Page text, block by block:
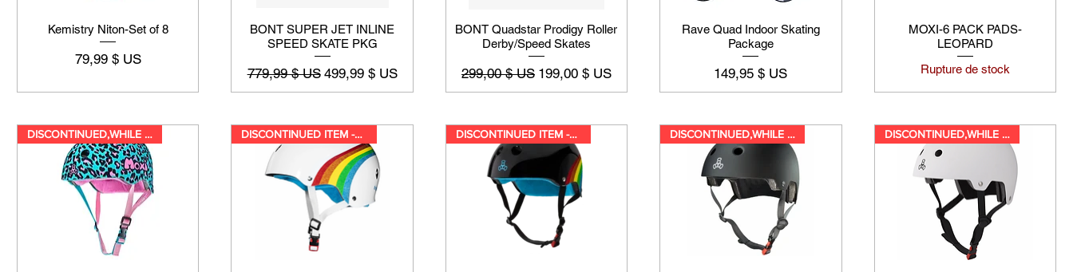
Kemistry Niton-Set of 8
Prix
79,99 $ US
BONT SUPER JET INLINE
SPEED SKATE PKG
Prix original
779,99 $ US Prix promotionnel
499,99 $ US
BONT Quadstar Prodigy Roller
Derby/Speed Skates
Prix original
299,00 $ US Prix promotionnel
199,00 $ US
Rave Quad Indoor Skating
Package
Prix
149,95 $ US
MOXI-6 PACK PADS-
LEOPARD
Rupture de stock
DISCONTINUED,WHILE SUPPLIES LA DISCONTINUED ITEM -While suppl DISCONTINUED ITEM -While suppl DISCONTINUED,WHILE SUPPLIES LA DISCONTINUED,WHILE SUPPLIES LA